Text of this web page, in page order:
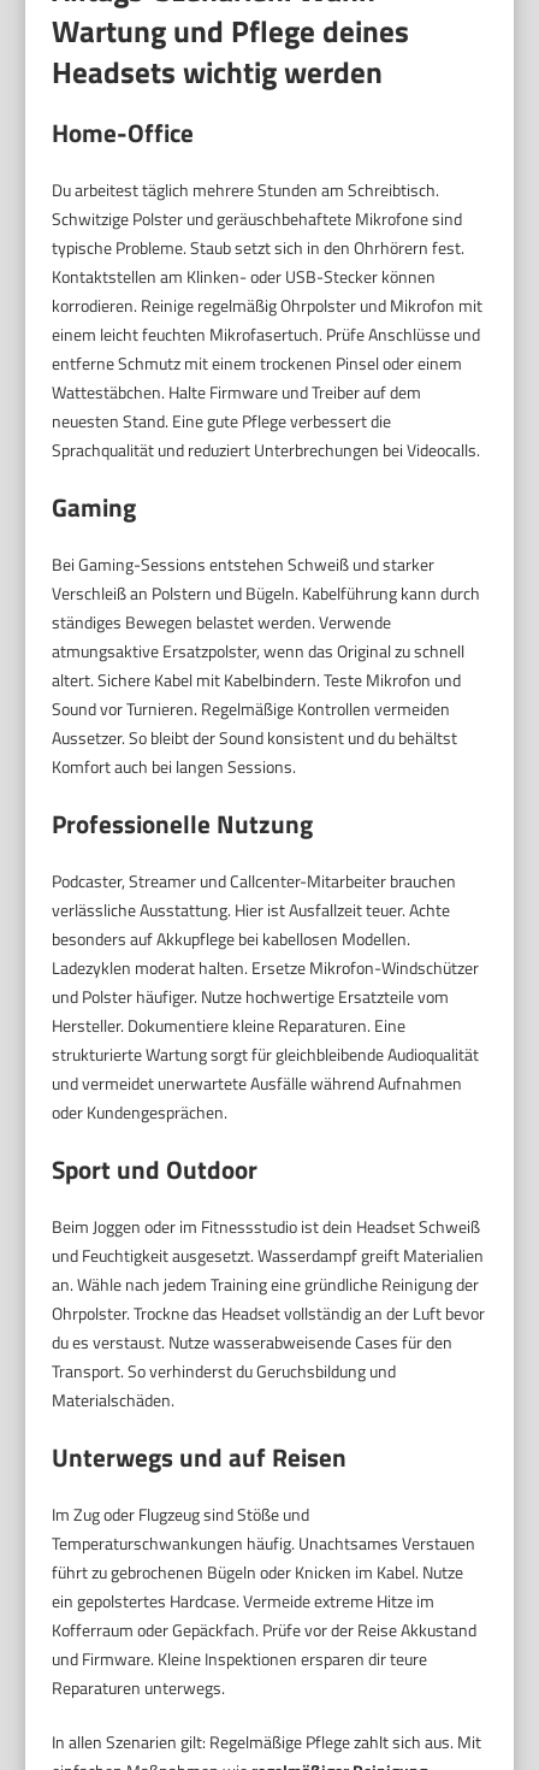
Wartung und Pflege deines
Headsets wichtig werden
Home-Office
Du arbeitest täglich mehrere Stunden am Schreibtisch.
Schwitzige Polster und geräuschbehaftete Mikrofone sind
typische Probleme. Staub setzt sich in den Ohrhörern fest.
Kontaktstellen am Klinken- oder USB-Stecker können
korrodieren. Reinige regelmäßig Ohrpolster und Mikrofon mit
einem leicht feuchten Mikrofasertuch. Prüfe Anschlüsse und
entferne Schmutz mit einem trockenen Pinsel oder einem
Wattestäbchen. Halte Firmware und Treiber auf dem
neuesten Stand. Eine gute Pflege verbessert die
Sprachqualität und reduziert Unterbrechungen bei Videocalls.
Gaming
Bei Gaming-Sessions entstehen Schweiß und starker
Verschleiß an Polstern und Bügeln. Kabelführung kann durch
ständiges Bewegen belastet werden. Verwende
atmungsaktive Ersatzpolster, wenn das Original zu schnell
altert. Sichere Kabel mit Kabelbindern. Teste Mikrofon und
Sound vor Turnieren. Regelmäßige Kontrollen vermeiden
Aussetzer. So bleibt der Sound konsistent und du behältst
Komfort auch bei langen Sessions.
Professionelle Nutzung
Podcaster, Streamer und Callcenter-Mitarbeiter brauchen
verlässliche Ausstattung. Hier ist Ausfallzeit teuer. Achte
besonders auf Akkupflege bei kabellosen Modellen.
Ladezyklen moderat halten. Ersetze Mikrofon-Windschützer
und Polster häufiger. Nutze hochwertige Ersatzteile vom
Hersteller. Dokumentiere kleine Reparaturen. Eine
strukturierte Wartung sorgt für gleichbleibende Audioqualität
und vermeidet unerwartete Ausfälle während Aufnahmen
oder Kundengesprächen.
Sport und Outdoor
Beim Joggen oder im Fitnessstudio ist dein Headset Schweiß
und Feuchtigkeit ausgesetzt. Wasserdampf greift Materialien
an. Wähle nach jedem Training eine gründliche Reinigung der
Ohrpolster. Trockne das Headset vollständig an der Luft bevor
du es verstaust. Nutze wasserabweisende Cases für den
Transport. So verhinderst du Geruchsbildung und
Materialschäden.
Unterwegs und auf Reisen
Im Zug oder Flugzeug sind Stöße und
Temperaturschwankungen häufig. Unachtsames Verstauen
führt zu gebrochenen Bügeln oder Knicken im Kabel. Nutze
ein gepolstertes Hardcase. Vermeide extreme Hitze im
Kofferraum oder Gepäckfach. Prüfe vor der Reise Akkustand
und Firmware. Kleine Inspektionen ersparen dir teure
Reparaturen unterwegs.
In allen Szenarien gilt: Regelmäßige Pflege zahlt sich aus. Mit